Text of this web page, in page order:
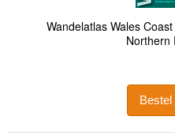
Wandelatlas Wales
Northern